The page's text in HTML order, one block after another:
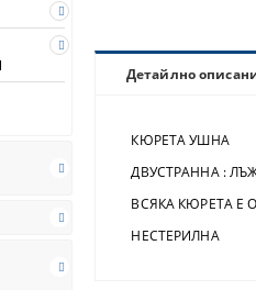
Детайлно
КЮРЕТА УШНА
ДВУСТРАННА :
ВСЯКА КЮРЕТА Е
НЕСТЕРИЛНА